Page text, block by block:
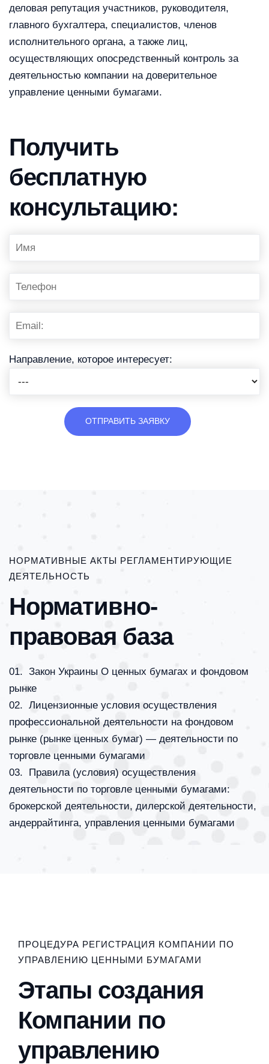
деловая репутация участников, руководителя,
главного бухгалтера, специалистов, членов
исполнительного органа, а также лиц,
осуществляющих опосредственный контроль за
деятельностью компании на доверительное
управление ценными бумагами.
Получить
бесплатную
консультацию:
Направление, которое интересует:
НОРМАТИВНЫЕ АКТЫ РЕГЛАМЕНТИРУЮЩИЕ
ДЕЯТЕЛЬНОСТЬ
Нормативно-
правовая база
01. Закон Украины О ценных бумагах и фондовом
рынке
02. Лицензионные условия осуществления
профессиональной деятельности на фондовом
рынке (рынке ценных бумаг) — деятельности по
торговле ценными бумагами
03. Правила (условия) осуществления
деятельности по торговле ценными бумагами:
брокерской деятельности, дилерской деятельности,
андеррайтинга, управления ценными бумагами
ПРОЦЕДУРА РЕГИСТРАЦИЯ КОМПАНИИ ПО
УПРАВЛЕНИЮ ЦЕННЫМИ БУМАГАМИ
Этапы создания
Компании по
управлению